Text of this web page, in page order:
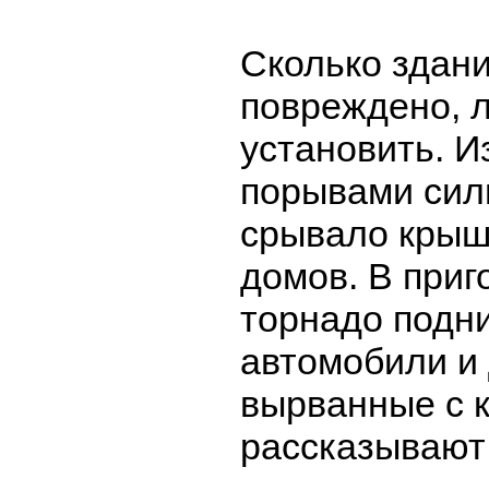
Сколько
повреждено,
установить.
порывами
срывало
домов. В
торнадо
автомобили и
вырванные с